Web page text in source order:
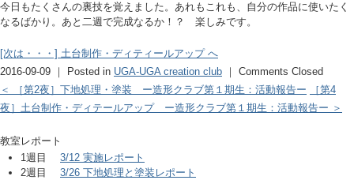
今日もたくさんの裏技を覚えました。あれもこれも、自分の作品に使いたく
なるばかり。あと二週で完成なるか！？ 楽しみです。
[次は・・・] 土台制作・ディティールアップ へ
2016-09-09 ｜ Posted in UGA-UGA creation club ｜ Comments Closed
＜ ［第2夜］下地処理・塗装 ー造形クラブ第１期生：活動報告ー
［第4
夜］土台制作・ディテールアップ ー造形クラブ第１期生：活動報告ー ＞
教室レポート
1週目
3/12 実施レポート
2週目
3/26 下地処理と塗装レポート